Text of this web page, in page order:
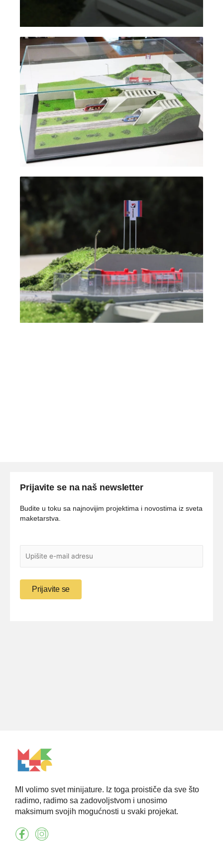
Prijavite se na naš newsletter
Budite u toku sa najnovijim projektima i novostima iz sveta
maketarstva.
MI volimo svet minijature. Iz toga proističe da sve što
radimo, radimo sa zadovoljstvom i unosimo
maksimum svojih mogućnosti u svaki projekat.